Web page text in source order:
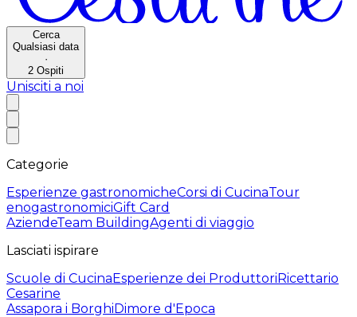
Cerca
Qualsiasi data
·
2 Ospiti
Unisciti a noi
Categorie
Esperienze gastronomicheCorsi di CucinaTour
enogastronomiciGift Card
AziendeTeam BuildingAgenti di viaggio
Lasciati ispirare
Scuole di CucinaEsperienze dei ProduttoriRicettario
Cesarine
Assapora i BorghiDimore d'Epoca